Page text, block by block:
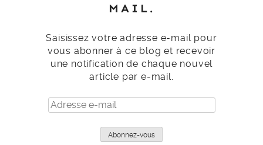
MAIL.
Saisissez votre adresse e-mail pour
vous abonner à ce blog et recevoir
une notification de chaque nouvel
article par e-mail.
Adresse
e-
Abonnez-vous